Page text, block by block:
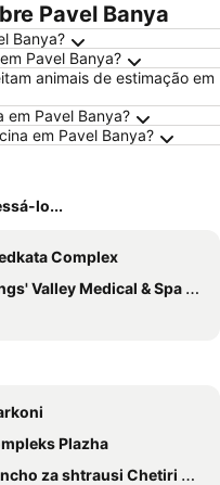
Pavel Banya
Banya?
Pavel Banya?
animais de estimação em
em Pavel Banya?
em Pavel Banya?
lo...
Complex
Valley Medical & Spa Hotel
Plazha
za shtrausi Chetiri sezona